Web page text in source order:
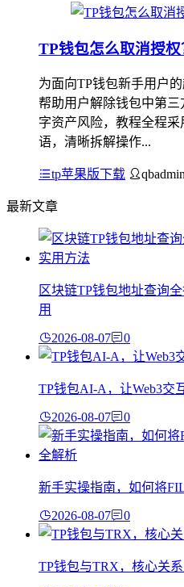
TP钱包怎么取消授
为面向TP钱包新手用户
帮助用户解除钱包中第
字资产风险，教程全程
语，清晰拆解操作...
tp苹果版下载 qbadmin
最新文章
区块链TP钱包地址查询
用
2026-08-07 0
TP钱包AI-A，让Web3交
2026-08-07 0
新手实操指南，如何将
2026-08-07 0
TP钱包与TRX，核心关